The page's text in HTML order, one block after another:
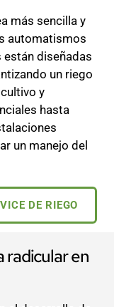
más sencilla y
automatismos
diseñadas
un riego
y
hasta
un manejo del
DE RIEGO
radicular en